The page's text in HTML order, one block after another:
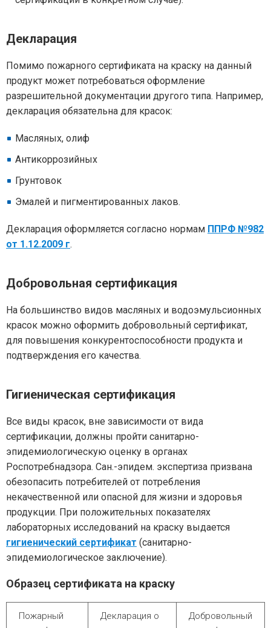
Декларация
Помимо пожарного сертификата на краску на данный
продукт может потребоваться оформление
разрешительной документации другого типа. Например,
декларация обязательна для красок:
Масляных, олиф
Антикоррозийных
Грунтовок
Эмалей и пигментированных лаков.
Декларация оформляется согласно нормам ППРФ №982
от 1.12.2009 г.
Добровольная сертификация
На большинство видов масляных и водоэмульсионных
красок можно оформить добровольный сертификат,
для повышения конкурентоспособности продукта и
подтверждения его качества.
Гигиеническая сертификация
Все виды красок, вне зависимости от вида
сертификации, должны пройти санитарно-
эпидемиологическую оценку в органах
Роспотребнадзора. Сан.-эпидем. экспертиза призвана
обезопасить потребителей от потребления
некачественной или опасной для жизни и здоровья
продукции. При положительных показателях
лабораторных исследований на краску выдается
гигиенический сертификат (санитарно-
эпидемиологическое заключение).
Образец сертификата на краску
Пожарный
Декларация о
Добровольный